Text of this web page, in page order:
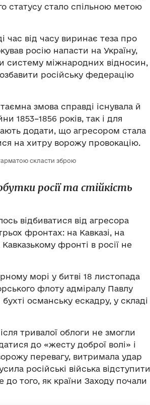
статусу стало спільною метою
час від часу виринає теза про
росію напасти на Україну,
систему міжнародних відносин,
російську федерацію
змова справді існувала й
1853–1856 років, так і для
додати, що агресором стала
на хитру ворожу провокацію.
скласти зброю
росії та стійкість
відбиватися від агресора
фронтах: на Кавказі, на
фронті в росії не
морі у битві 18 листопада
флоту адміралу Павлу
османську ескадру, у складі
тривалої облоги не змогли
до «жесту доброї волі» і
перевагу, витримала удар
російські війська відступити
до того, як країни Заходу почали